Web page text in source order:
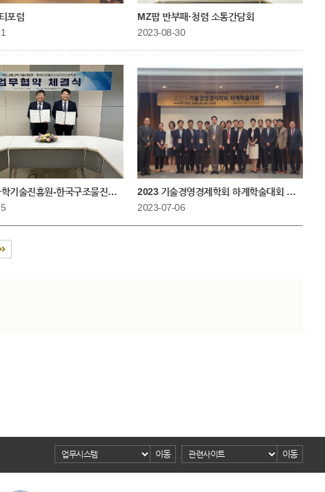
포럼
MZ팝 반부패·청렴 소통간담회
2023-08-30
기술진흥원-한국구조물진단유지관리공학회 업무협약 체결
2023 기술경영경제학회 하계학술대회 기조강연
2023-07-06
이동 이동